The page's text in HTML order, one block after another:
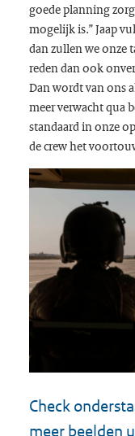
goede planning
mogelijk is.” Jaap
dan zullen we onze
reden dan ook
Dan wordt van ons
meer verwacht qua
standaard in onze
de crew het
Check
meer beelden